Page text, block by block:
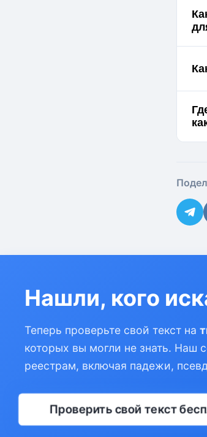
Нашли, кого
Теперь проверьте свой текст на
которых вы могли не знать. Наш
реестрам, включая падежи,
Проверить свой текст